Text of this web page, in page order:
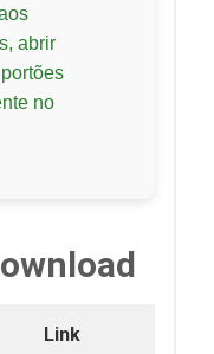
abrir
no
Link